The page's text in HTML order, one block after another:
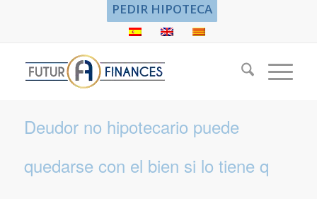
PEDIR HIPOTECA
Deudor no hipotecario puede
quedarse con el bien si lo tiene q